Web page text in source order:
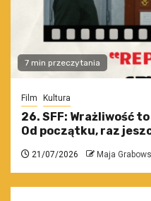
7 min przeczytania
Film Kultura
26. SFF: Wrażliwość
Od początku, raz
21/07/2026 Maja